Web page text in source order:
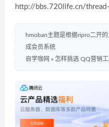
http://bbs.720life.cn/
hmoban主题是根据ripro二开
成会员系统
自学咖网 » 怎样挑选 QQ营销